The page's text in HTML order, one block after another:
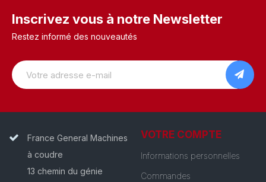
Inscrivez vous à notre Newsletter
Restez informé des nouveautés
France General Machines
à coudre
13 chemin du génie
VOTRE COMPTE
Informations personnelles
Commandes